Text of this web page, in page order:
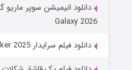
Galaxy 2026
دانلود فیلم سرایدار The Caretaker 2025